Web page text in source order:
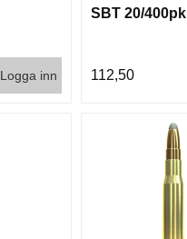
Logga inn
SBT 20/400pk
112,50